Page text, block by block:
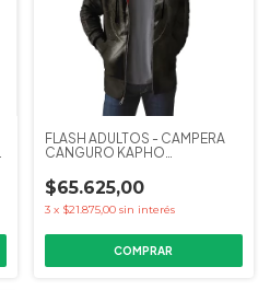
FLASH ADULTOS - CAMPERA
CANGURO KAPHO
$65.625,00
3 x $21.875,00 sin interés
COMPRAR